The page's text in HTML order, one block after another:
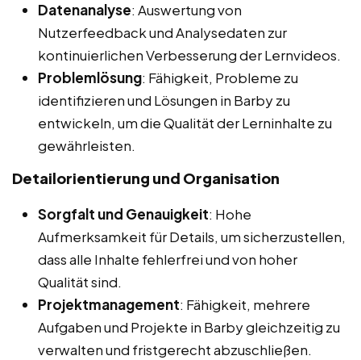
Datenanalyse: Auswertung von
Nutzerfeedback und Analysedaten zur
kontinuierlichen Verbesserung der Lernvideos.
Problemlösung: Fähigkeit, Probleme zu
identifizieren und Lösungen in Barby zu
entwickeln, um die Qualität der Lerninhalte zu
gewährleisten.
Detailorientierung und Organisation
Sorgfalt und Genauigkeit: Hohe
Aufmerksamkeit für Details, um sicherzustellen,
dass alle Inhalte fehlerfrei und von hoher
Qualität sind.
Projektmanagement: Fähigkeit, mehrere
Aufgaben und Projekte in Barby gleichzeitig zu
verwalten und fristgerecht abzuschließen.